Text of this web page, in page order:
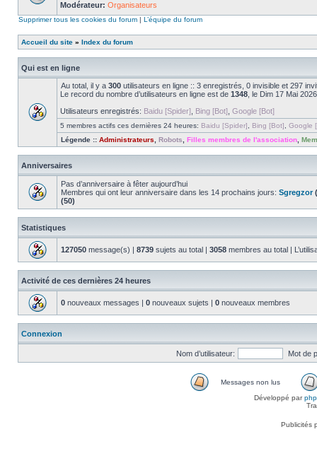
Modérateur: Organisateurs
Supprimer tous les cookies du forum | L’équipe du forum
Accueil du site » Index du forum
Qui est en ligne
Au total, il y a 300 utilisateurs en ligne :: 3 enregistrés, 0 invisible et 297
Le record du nombre d’utilisateurs en ligne est de 1348 , le Dim 17 Mai
Utilisateurs enregistrés: Baidu [Spider] Bing [Bot] Google [Bot]
5 membres actifs ces dernières 24 heures: Baidu [Spider] Bing [Bot]
Google
Légende :: Administrateurs Robots Filles membres de l'association
Anniversaires
Pas d’anniversaire à fêter aujourd’hui
Membres qui ont leur anniversaire dans les 14 prochains jours: Sgregzor
(50)
Statistiques
127050 message(s) | 8739 sujets au total | 3058 membres au total |
Activité de ces dernières 24 heures
0 nouveaux messages | 0 nouveaux sujets | 0 nouveaux membres
Connexion
Nom d’utilisateur: Mot de
Messages non lus
Développé par
Publicités